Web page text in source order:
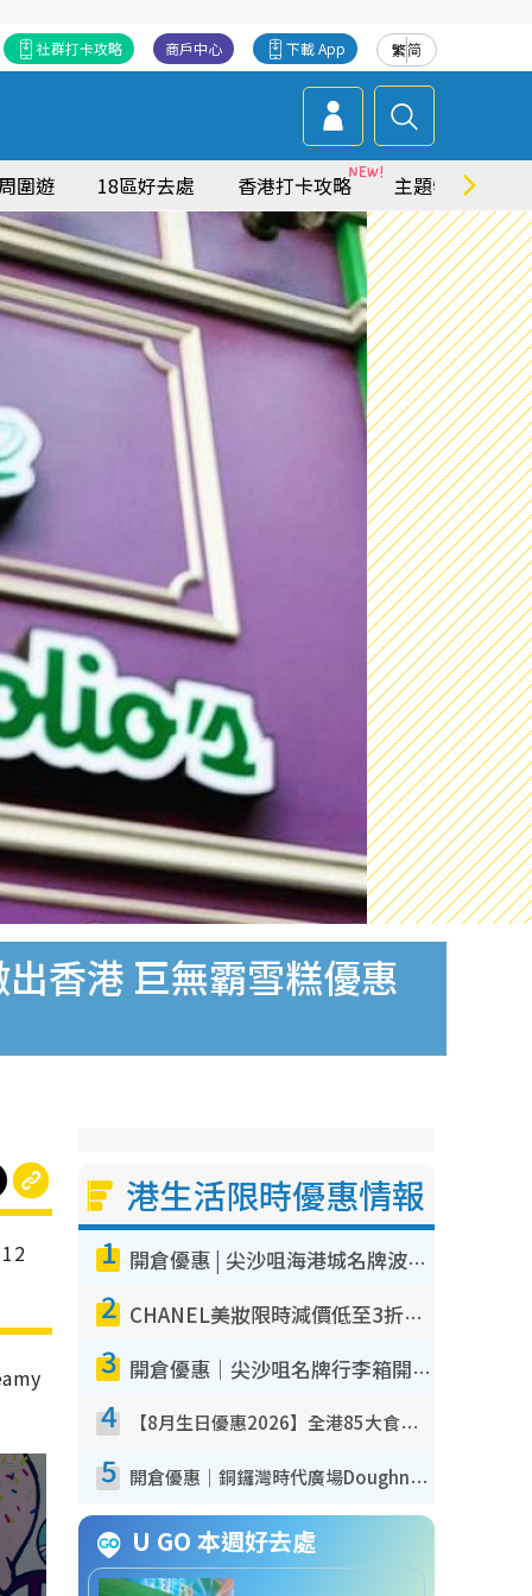
繁简
下載 App
商戶中心
社群打卡攻略
圍遊 18區好去處 香港打卡攻略 主題特集
香港 巨無霸雪糕優惠
港生活限時優惠情報
1 開倉優惠 | 尖沙咀海港城名牌波鞋開倉低至1折！On鞋$899起／Joy&Peace鞋履$98起
2 CHANEL美妝限時減價低至3折！人氣粉底/唇膏/精華液低至$275！COCO香水都有平
3 開倉優惠｜尖沙咀名牌行李箱開倉低至4折！一連5日 American Tourister/ace./Hallmark $200起！
4 【8月生日優惠2026】全港85大食買玩著數攻略 自助餐/火鍋放題同行免費＋誠品/DONKI送現金券
5 開倉優惠｜銅鑼灣時代廣場Doughnut/Campo Marzio開倉低至1折！背囊、書包、手袋劈價$200起
U GO 本週好去處